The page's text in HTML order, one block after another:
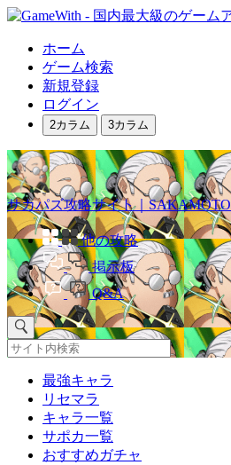
ホーム
ゲーム検索
新規登録
ログイン
2カラム 3カラム
サカパズ攻略サイト｜
他の攻略
掲示板
Q&A
最強キャラ
リセマラ
キャラ一覧
サポカ一覧
おすすめガチャ